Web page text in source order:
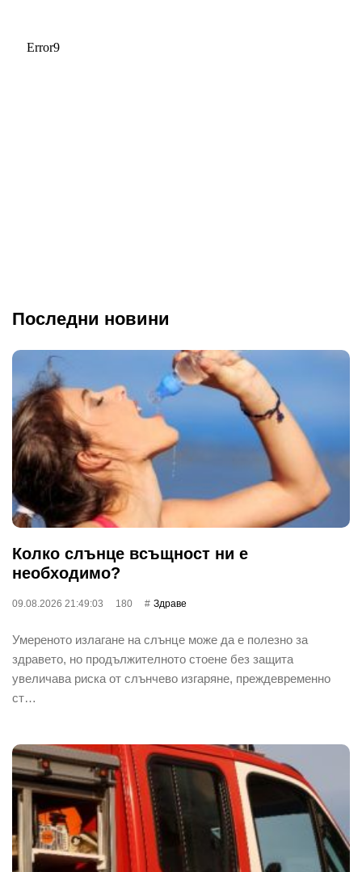
Последни новини
Колко слънце всъщност ни е
необходимо?
09.08.2026 21:49:03 180 Здраве
Умереното излагане на слънце може да е полезно за
здравето, но продължителното стоене без защита
увеличава риска от слънчево изгаряне, преждевременно
ст…